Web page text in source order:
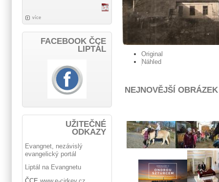
Original
Náhled
NEJNOVĚJŠÍ OBRÁZEK
více
FACEBOOK ČCE
LIPTÁL
UŽITEČNÉ
ODKAZY
Evangnet, nezávislý
evangelický portál
Liptál na Evangnetu